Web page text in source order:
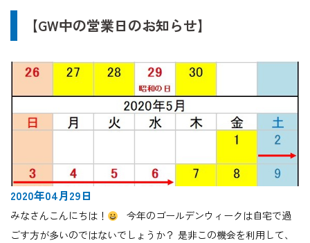
【GW中の営業日のお知らせ】
2020年04月29日
みなさんこんにちは！
今年のゴールデンウィークは自宅で過
ごす方が多いのではないでしょうか？ 是非この機会を利用して、